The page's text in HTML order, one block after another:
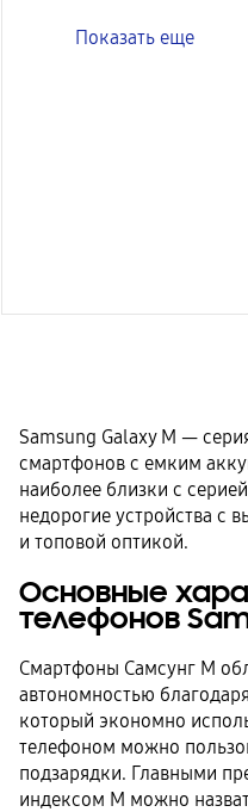
Показать еще
Samsung Galaxy M —
смартфонов с емким
наиболее близки с
недорогие устройства с
и топовой оптикой.
Основные
телефонов
Смартфоны Самсунг М
автономностью
который экономно
телефоном можно
подзарядки. Главными
индексом М можно